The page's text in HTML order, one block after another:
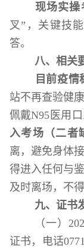
现场实操
叉”，关键技
答。
八、相关
目前疫情
站不再查验健
佩戴N95 医用口
入考场（二者
离，避免身体
得进入任何与
及时离场，不得
九、证书
（一）
证书，电话